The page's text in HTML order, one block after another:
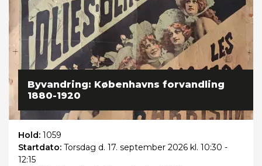
Byvandring: Københavns forvandling
1880-1920
Hold: 1059
Startdato: Torsdag d. 17. september 2026 kl. 10:30 -
12:15